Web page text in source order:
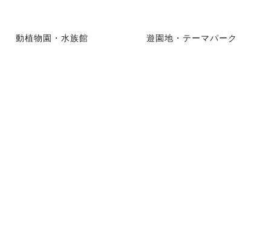
動植物園・水族館 遊園地・テーマパーク